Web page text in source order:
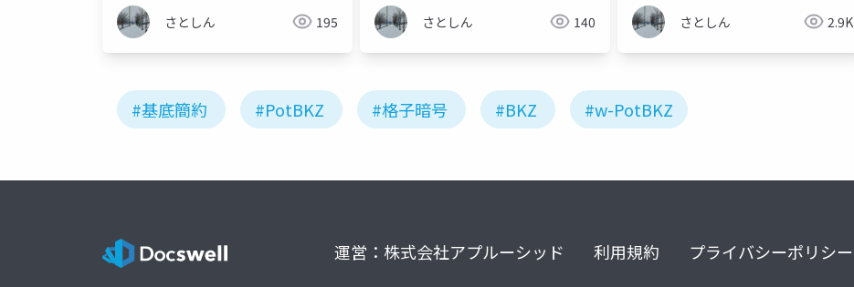
さとしん 195 さとしん 140 さとしん 2.9K
#基底簡約 #PotBKZ #格子暗号 #BKZ #w-PotBKZ
運営：株式会社アプルーシッド 利用規約 プライバシーポリシー